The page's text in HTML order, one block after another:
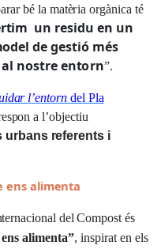
ararbéla matèria orgànica té
rtim un residu en un
odel degestió més
nostreentorn”.
dar l’entorndel Pla
espon al’objectiu
urbans referents i
ens alimenta
ternacional del Compostés
ens alimenta”,inspirat en els